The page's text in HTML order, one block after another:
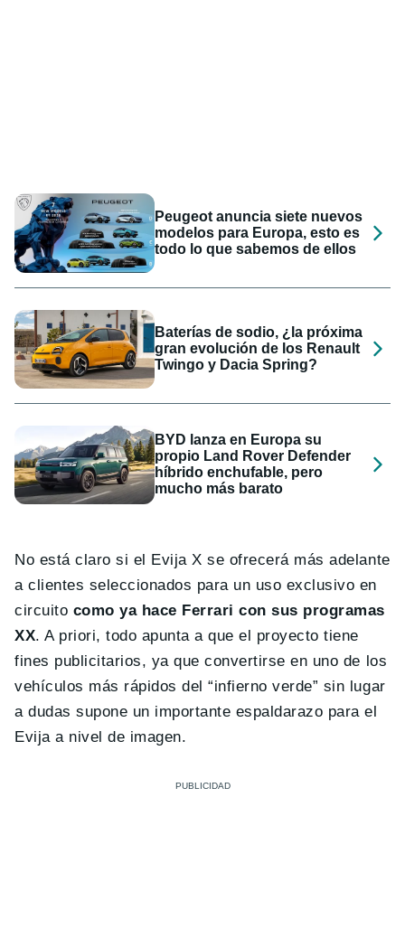
Peugeot anuncia siete nuevos
modelos para Europa, esto es
todo lo que sabemos de ellos
Baterías de sodio, ¿la próxima
gran evolución de los Renault
Twingo y Dacia Spring?
BYD lanza en Europa su
propio Land Rover Defender
híbrido enchufable, pero
mucho más barato
No está claro si el Evija X se ofrecerá más adelante
a clientes seleccionados para un uso exclusivo en
circuito como ya hace Ferrari con sus programas
XX. A priori, todo apunta a que el proyecto tiene
fines publicitarios, ya que convertirse en uno de los
vehículos más rápidos del “infierno verde” sin lugar
a dudas supone un importante espaldarazo para el
Evija a nivel de imagen.